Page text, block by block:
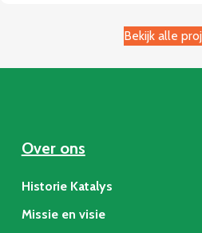
Bekijk alle
Over ons
Historie Katalys
Missie en visie